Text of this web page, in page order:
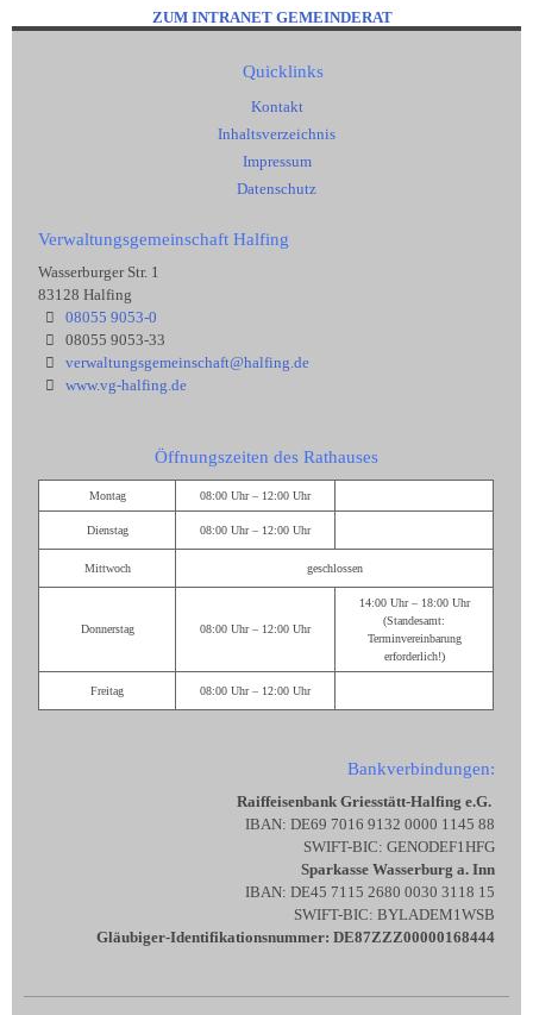
ZUM INTRANET GEMEINDERAT
Quicklinks
Kontakt
Inhaltsverzeichnis
Impressum
Datenschutz
Verwaltungsgemeinschaft Halfing
Wasserburger Str. 1
83128 Halfing
08055 9053-0
08055 9053-33
verwaltungsgemeinschaft@halfing.de
www.vg-halfing.de
Öffnungszeiten des Rathauses
Montag 08:00 Uhr – 12:00 Uhr
Dienstag 08:00 Uhr – 12:00 Uhr
Mittwoch geschlossen
Donnerstag 08:00 Uhr – 12:00 Uhr
14:00 Uhr – 18:00 Uhr
(Standesamt:
Terminvereinbarung
erforderlich!)
Freitag 08:00 Uhr – 12:00 Uhr
Bankverbindungen:
Raiffeisenbank Griesstätt-Halfing e.G.
IBAN: DE69 7016 9132 0000 1145 88
SWIFT-BIC: GENODEF1HFG
Sparkasse Wasserburg a. Inn
IBAN: DE45 7115 2680 0030 3118 15
SWIFT-BIC: BYLADEM1WSB
Gläubiger-Identifikationsnummer: DE87ZZZ00000168444